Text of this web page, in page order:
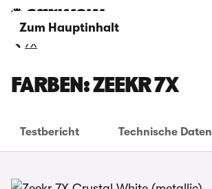
Zum Hauptinhalt
7X
FARBEN: ZEEKR 7X
Testbericht Technische Daten